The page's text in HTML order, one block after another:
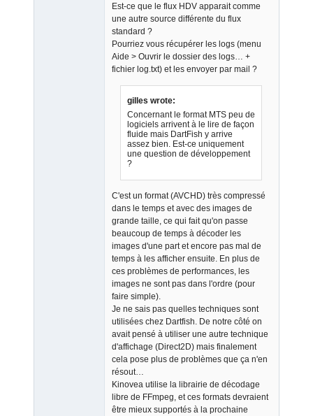
Est-ce que le flux HDV apparait comme
une autre source différente du flux
standard ?
Pourriez vous récupérer les logs (menu
Aide > Ouvrir le dossier des logs… +
fichier log.txt) et les envoyer par mail ?
gilles wrote:
Concernant le format MTS peu de
logiciels arrivent à le lire de façon
fluide mais DartFish y arrive
assez bien. Est-ce uniquement
une question de développement
?
C'est un format (AVCHD) très compressé
dans le temps et avec des images de
grande taille, ce qui fait qu'on passe
beaucoup de temps à décoder les
images d'une part et encore pas mal de
temps à les afficher ensuite. En plus de
ces problèmes de performances, les
images ne sont pas dans l'ordre (pour
faire simple).
Je ne sais pas quelles techniques sont
utilisées chez Dartfish. De notre côté on
avait pensé à utiliser une autre technique
d'affichage (Direct2D) mais finalement
cela pose plus de problèmes que ça n'en
résout…
Kinovea utilise la librairie de décodage
libre de FFmpeg, et ces formats devraient
être mieux supportés à la prochaine